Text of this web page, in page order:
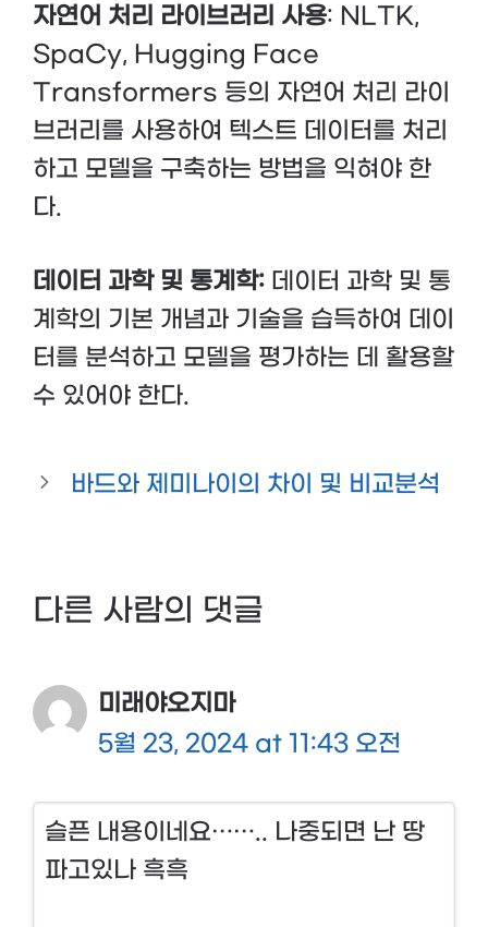
자연어 처리 라이브러리 사용: NLTK,
SpaCy, Hugging Face
Transformers 등의 자연어 처리 라이
브러리를 사용하여 텍스트 데이터를 처리
하고 모델을 구축하는 방법을 익혀야 한
다.
데이터 과학 및 통계학: 데이터 과학 및 통
계학의 기본 개념과 기술을 습득하여 데이
터를 분석하고 모델을 평가하는 데 활용할
수 있어야 한다.
바드와 제미나이의 차이 및 비교분석
다른 사람의 댓글
미래야오지마
5월 23, 2024 at 11:43 오전
슬픈 내용이네요…….. 나중되면 난 땅
파고있나 흑흑